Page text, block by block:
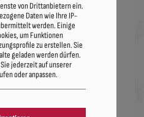
von Drittanbietern ein.
Daten wie Ihre IP-
werden. Einige
um Funktionen
zu erstellen. Sie
geladen werden dürfen.
jederzeit auf unserer
oder anpassen.